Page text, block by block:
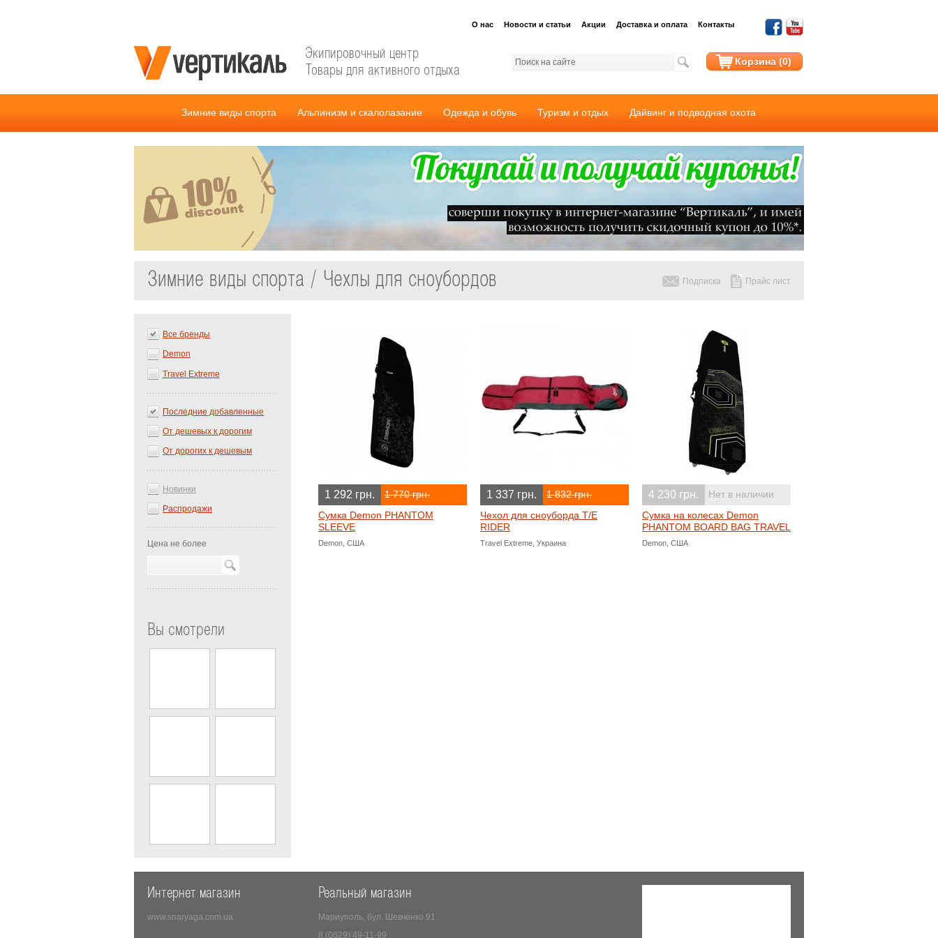
Экипировочный центр
Товары для активного отдыха
Корзина (0)
О нас Новости и статьи Акции Доставка и оплата Контакты
Зимние виды спорта Альпинизм и скалолазание Одежда и обувь Туризм и отдых Дайвинг и подводная охота
Подписка Прайс лист
Зимние виды спорта / Чехлы для сноубордов
Все бренды
Demon
Travel Extreme
Последние добавленные
От дешевых к дорогим
От дорогих к дешевым
Новинки
Распродажи
Цена не более
Вы смотрели
1 292 грн. 1 770 грн.
Сумка Demon PHANTOM
SLEEVE
Demon, США
1 337 грн. 1 832 грн.
Чехол для сноуборда T/E
RIDER
Travel Extreme, Украина
4 230 грн. Нет в наличии
Сумка на колесах Demon
PHANTOM BOARD BAG TRAVEL
Demon, США
Интернет магазин
www.snaryaga.com.ua
Реальный магазин
Мариуполь, бул. Шевченко 91
8 (0629) 49-11-99